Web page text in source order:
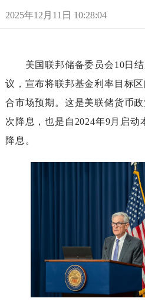
2025年12月11日10:28:04
美国联邦储备委员会10日结
议，宣布将联邦基金利率目标
合市场预期。这是美联储货币
次降息，也是自2024年9月启动
降息。